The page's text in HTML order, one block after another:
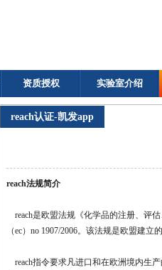
资质授权 实验室介绍
reach认证-凯发app
reach法规简介
reach是欧盟法规《化学品的注册、评估
（ec）no 1907/2006。该法规是欧盟建
reach指令要求凡进口和在欧洲境内生